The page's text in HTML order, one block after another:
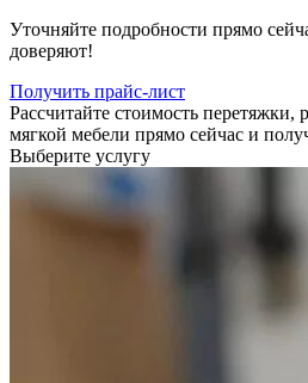
Уточняйте подробности прямо
доверяют!
Получить прайс-лист
Рассчитайте стоимость перетяжки,
мягкой мебели прямо сейчас и
Выберите услугу